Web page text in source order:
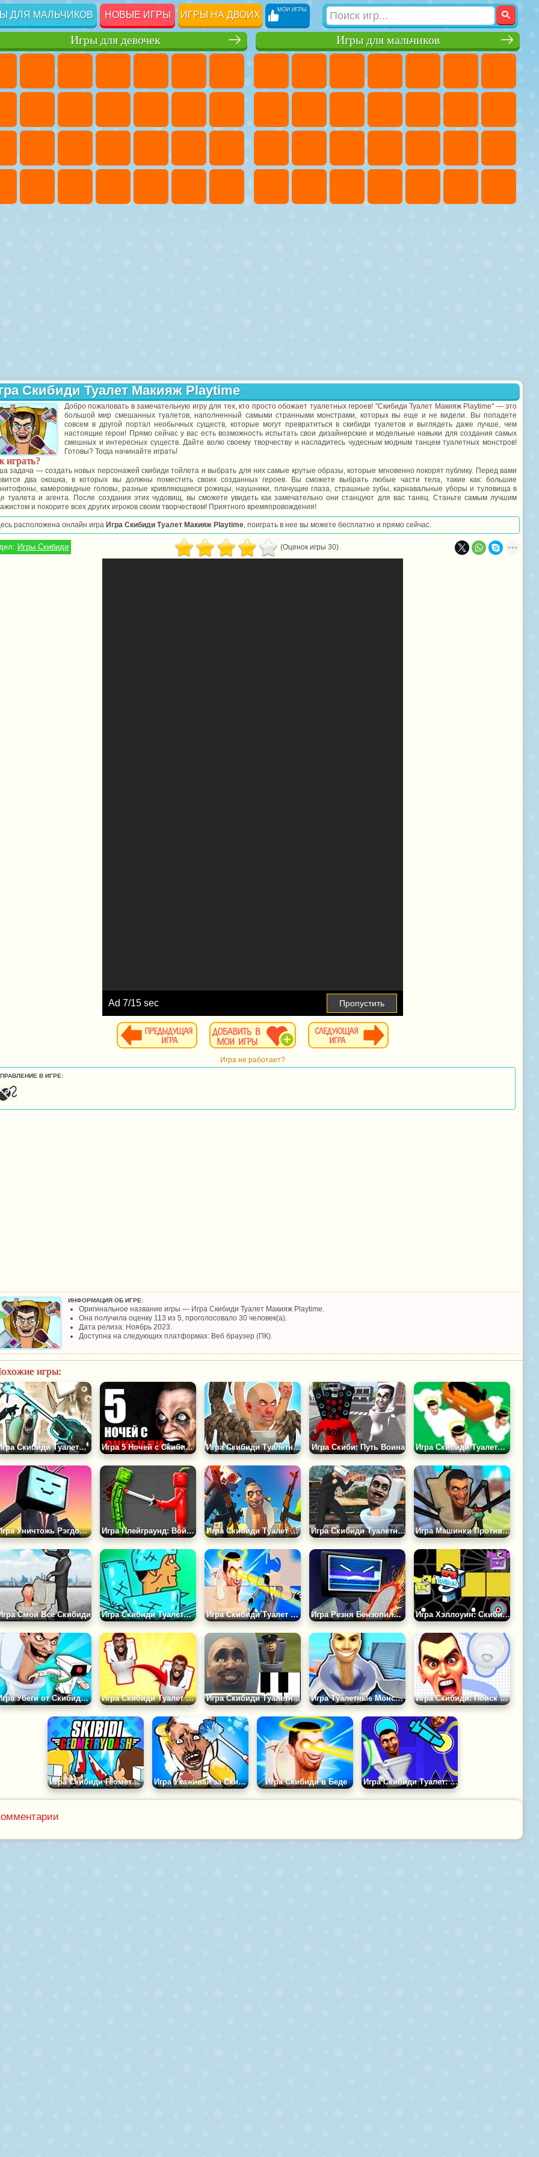
ДЛЯ МАЛЬЧИКОВ НОВЫЕ ИГРЫ ИГРЫ НА ДВОИХ МОИ ИГРЫ
Игры для мальчиков
Игры для девочек
Скибиди Туалет Макияж Playtime
Добро пожаловать в замечательную игру для тех, кто просто обожает туалетных героев! "Скибиди Туалет Макияж Playtime" — это
большой мир смешанных туалетов, наполненный самыми странными монстрами, которых вы еще и не видели. Вы попадете
совсем в другой портал необычных существ, которые могут превратиться в скибиди туалетов и выглядеть даже лучше, чем
настоящие герои! Прямо сейчас у вас есть возможность испытать свои дизайнерские и модельные навыки для создания самых
смешных и интересных существ. Дайте волю своему творчеству и насладитесь чудесным модным танцем туалетных монстров!
Готовы? Тогда начинайте играть!
играть?
задача — создать новых персонажей скибиди тойлета и выбрать для них самые крутые образы, которые мгновенно покорят публику. Перед вами
два окошка, в которых вы должны поместить своих созданных героев. Вы сможете выбрать любые части тела, такие как: большие
камеровидные головы, разные кривляющиеся рожицы, наушники, плачущие глаза, страшные зубы, карнавальные уборы и туловища в
туалета и агента. После создания этих чудовищ, вы сможете увидеть как замечательно они станцуют для вас танец. Станьте самым лучшим
и покорите всех других игроков своим творчеством! Приятного времяпровождения!
расположена онлайн игра Игра Скибиди Туалет Макияж Playtime, поиграть в нее вы можете бесплатно и прямо сейчас.
Игры Скибиди (Оценок игры 30)
Ad 8/15 sec Пропустить
Игра не работает?
В ИГРЕ:
ИНФОРМАЦИЯ ОБ ИГРЕ:
Оригинальное название игры — Игра Скибиди Туалет Макияж Playtime.
Она получила оценку 113 из 5, проголосовало 30 человек(а).
Дата релиза: Ноябрь 2023.
Доступна на следующих платформах: Веб браузер (ПК).
игры:
Игра Скибиди Туалеты: Заражение Камераменов Игра 5 Ночей с Скибиди Туалетом Игра Скибиди Туалетный Охотник Игра Скиби: Путь Воина Игра Скибиди Туалеты Хоронят Врагов
Игра Уничтожь Рэгдолл: Плейграунд Игра Плейграунд: Война Регдоллов Игра Скибиди Туалет Против Камераменов Игра Скибиди Туалетная Ярость Игра Машинки Против Скибиди Туалетов
Смой Все Скибиди Игра Скибиди Туалеты 2D: Битва Игра Скибиди Туалет Головоломка Игра Резня Бензопилой 3Д: Титан Мены Наступают Игра Хэллоуин: Скибиди Пак Пак
Игра Убеги от Скибиди Туалета Игра Скибиди Туалет Соедини Пару Игра Скибиди Туалетное Пианино Игра Туалетные Монстры Игра Скибиди: Поиск Туалета
Игра Скибиди Геометрия Даш Игра Ухаживай за Скибиди Туалетом Игра Скибиди в Беде Игра Скибиди Туалет: Геометрия Даш Унитаз